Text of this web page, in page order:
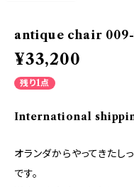
antique chair
¥33,200
残り1点
International
オランダからやってきたし
です。